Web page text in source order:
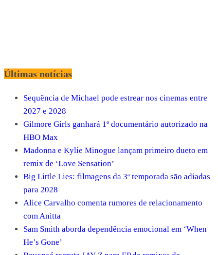
Últimas notícias
Sequência de Michael pode estrear nos cinemas entre
2027 e 2028
Gilmore Girls ganhará 1º documentário autorizado na
HBO Max
Madonna e Kylie Minogue lançam primeiro dueto em
remix de ‘Love Sensation’
Big Little Lies: filmagens da 3ª temporada são adiadas
para 2028
Alice Carvalho comenta rumores de relacionamento
com Anitta
Sam Smith aborda dependência emocional em ‘When
He’s Gone’